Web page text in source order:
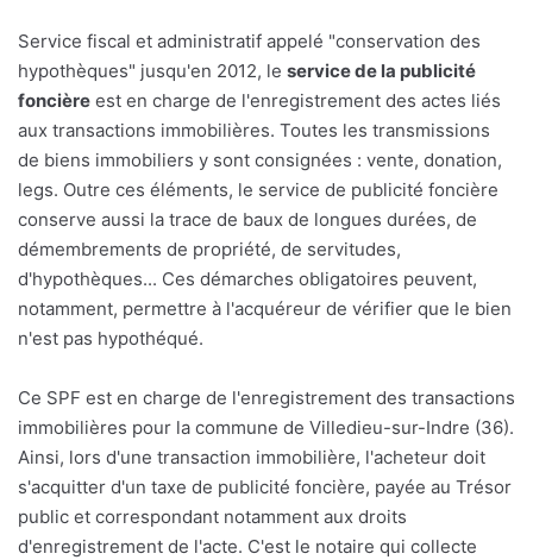
Service fiscal et administratif appelé "conservation des
hypothèques" jusqu'en 2012, le service de la publicité
foncière est en charge de l'enregistrement des actes liés
aux transactions immobilières. Toutes les transmissions
de biens immobiliers y sont consignées : vente, donation,
legs. Outre ces éléments, le service de publicité foncière
conserve aussi la trace de baux de longues durées, de
démembrements de propriété, de servitudes,
d'hypothèques... Ces démarches obligatoires peuvent,
notamment, permettre à l'acquéreur de vérifier que le bien
n'est pas hypothéqué.
Ce SPF est en charge de l'enregistrement des transactions
immobilières pour la commune de Villedieu-sur-Indre (36).
Ainsi, lors d'une transaction immobilière, l'acheteur doit
s'acquitter d'un taxe de publicité foncière, payée au Trésor
public et correspondant notamment aux droits
d'enregistrement de l'acte. C'est le notaire qui collecte